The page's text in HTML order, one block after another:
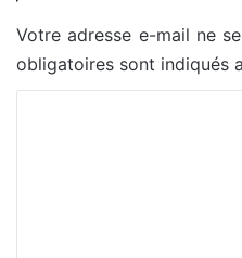
Votre adresse e-mail ne
obligatoires sont indiqués